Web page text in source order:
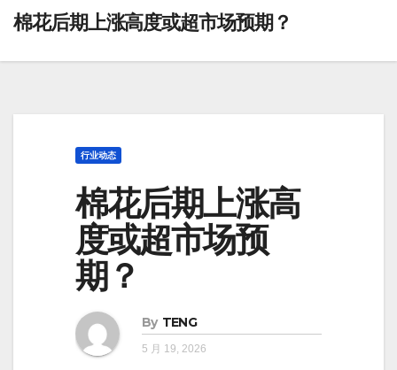
棉花后期上涨高度或超市场预期？
行业动态
棉花后期上涨高
度或超市场预
期？
By TENG
5 月 19, 2026